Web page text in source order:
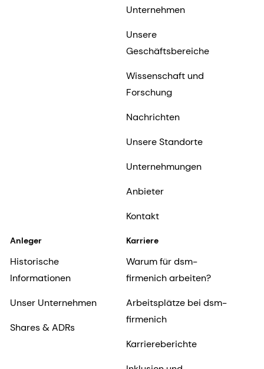
Unternehmen
Unsere
Geschäftsbereiche
Wissenschaft und
Forschung
Nachrichten
Unsere Standorte
Unternehmungen
Anbieter
Kontakt
Anleger
Historische
Informationen
Unser Unternehmen
Shares & ADRs
Karriere
Warum für dsm-
firmenich arbeiten?
Arbeitsplätze bei dsm-
firmenich
Karriereberichte